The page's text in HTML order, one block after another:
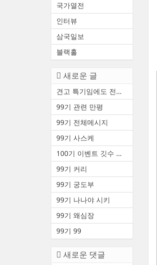
국가열전
인터뷰
삼국일보
블랙홀
새로운 글
견고 특기임에도 전투중 부상 ...
99기 관련 만평
99기 전체메시지
99기 사스케
100기 이벤트 깃수 안내(수정3)
99기 커리
99기 궁도부
99기 나나야 시키
99기 왜심장
99기 99
새로운 댓글